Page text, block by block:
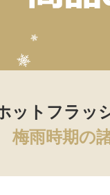
ットフラッ
梅雨時期の